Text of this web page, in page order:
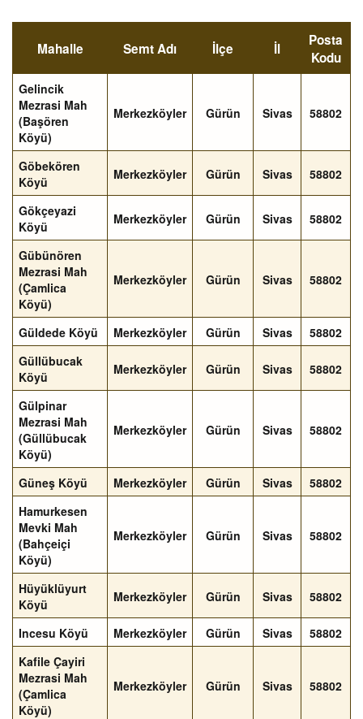
Mahalle Semt Adı İlçe İl
Posta
Kodu
Gelincik
Mezrasi Mah
(Başören
Köyü)
Merkezköyler Gürün Sivas 58802
Göbekören
Köyü
Merkezköyler Gürün Sivas 58802
Gökçeyazi
Köyü
Merkezköyler Gürün Sivas 58802
Gübünören
Mezrasi Mah
(Çamlica
Köyü)
Merkezköyler Gürün Sivas 58802
Güldede Köyü Merkezköyler Gürün Sivas
58802
Güllübucak
Köyü
Merkezköyler Gürün Sivas 58802
Gülpinar
Mezrasi Mah
(Güllübucak
Köyü)
Merkezköyler Gürün Sivas 58802
Güneş Köyü Merkezköyler Gürün Sivas
58802
Hamurkesen
Mevki Mah
(Bahçeiçi
Köyü)
Merkezköyler Gürün Sivas 58802
Hüyüklüyurt
Köyü
Merkezköyler Gürün Sivas 58802
Incesu Köyü Merkezköyler Gürün Sivas
58802
Kafile Çayiri
Mezrasi Mah
(Çamlica
Köyü)
Merkezköyler Gürün Sivas 58802